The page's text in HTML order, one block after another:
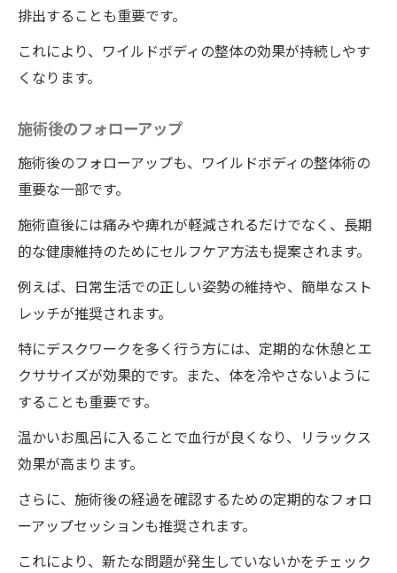
排出することも重要です。
これにより、ワイルドボディの整体の効果が持続しやす
くなります。
施術後のフォローアップ
施術後のフォローアップも、ワイルドボディの整体術の
重要な一部です。
施術直後には痛みや痺れが軽減されるだけでなく、長期
的な健康維持のためにセルフケア方法も提案されます。
例えば、日常生活での正しい姿勢の維持や、簡単なスト
レッチが推奨されます。
特にデスクワークを多く行う方には、定期的な休憩とエ
クササイズが効果的です。また、体を冷やさないように
することも重要です。
温かいお風呂に入ることで血行が良くなり、リラックス
効果が高まります。
さらに、施術後の経過を確認するための定期的なフォロ
ーアップセッションも推奨されます。
これにより、新たな問題が発生していないかをチェック